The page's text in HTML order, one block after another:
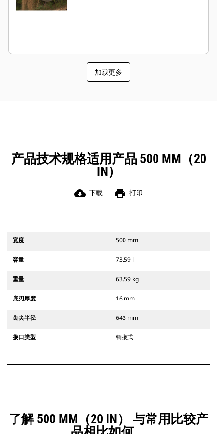
加载更多
产品技术规格适用产品 500 MM（20
IN）
cloud_download 下载 print 打印
宽度 500 mm
容量 73.59 l
重量 63.59 kg
底刃厚度 16 mm
齿尖半径 643 mm
接口类型 销接式
了解 500 MM（20 IN） 与常用比较产